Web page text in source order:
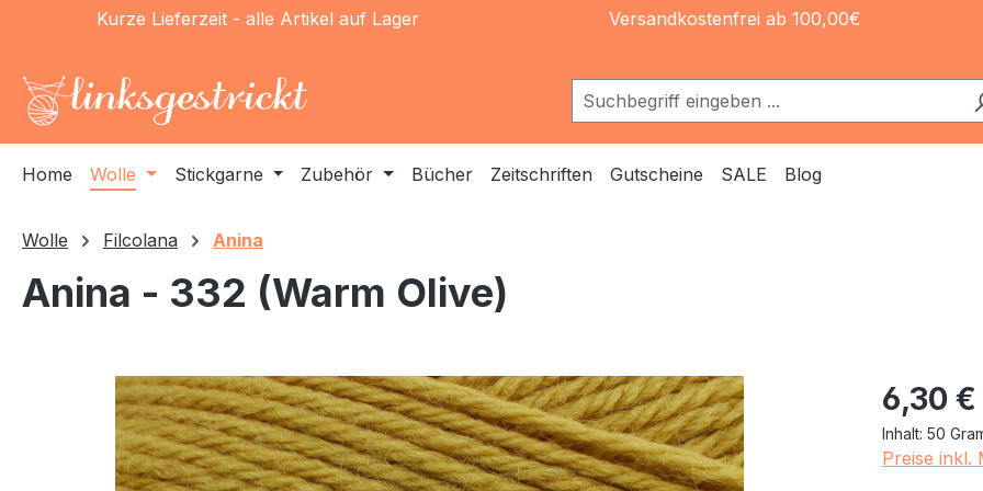
Hauptinhalt springen
Zur Suche springen
Zur Hauptnavigation springen
Kurze Lieferzeit - alle Artikel auf Lager Versandkostenfrei ab 100,00€
Home Wolle Stickgarne Zubehör Bücher Zeitschriften Gutscheine SALE Blog
Wolle Filcolana Anina
Anina - 332 (Warm Olive)
Bildergalerie überspringen Regulärer
6,30 €
Inhalt: 50
Preise inkl.